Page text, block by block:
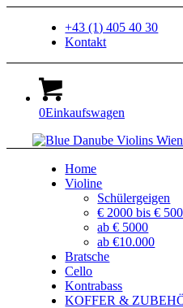
+43 (1) 405 40 30
Kontakt
0Einkaufswagen
Home
Violine
Schülergeigen
€ 2000 bis €
ab € 5000
ab €10.000
Bratsche
Cello
Kontrabass
KOFFER &